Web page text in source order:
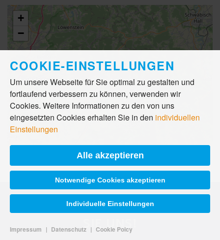
+
−
OpenStreetMap
SIE HABEN FRAGEN? SCHREIBEN
SIE UNS!
COOKIE-EINSTELLUNGEN
Um unsere Webseite für Sie optimal zu gestalten und
fortlaufend verbessern zu können, verwenden wir
Cookies. Weitere Informationen zu den von uns
eingesetzten Cookies erhalten Sie in den individuellen
Einstellungen
Alle akzeptieren
Notwendige Cookies akzeptieren
Impressum | Datenschutz | Cookie Poicy
Individuelle Einstellungen